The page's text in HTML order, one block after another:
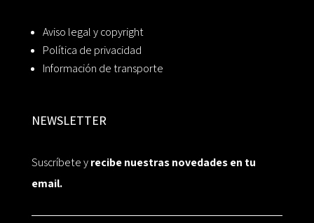
Aviso legal y copyright
Política de privacidad
Información de transporte
NEWSLETTER
Suscríbete yrecibe nuestras novedades en tu
email.